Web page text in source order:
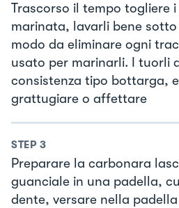
Trascorso il tempo togliere
marinata, lavarli bene
modo da eliminare ogni
usato per marinarli. I tuorli
consistenza tipo bottarga,
grattugiare o affettare
STEP 3
Preparare la carbonara
guanciale in una padella,
dente, versare nella